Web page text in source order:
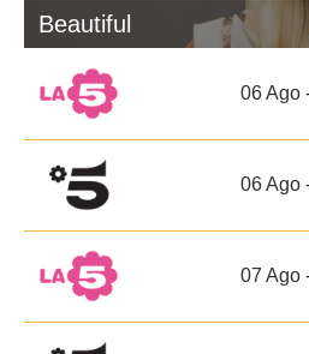
Beautiful
06 Ago
06 Ago
07 Ago